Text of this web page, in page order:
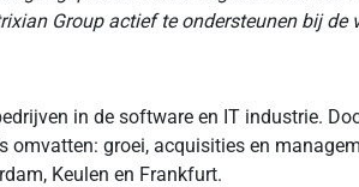
Group actief te ondersteunen bij de
in de software en IT industrie.
omvatten: groei, acquisities en
Keulen en Frankfurt.